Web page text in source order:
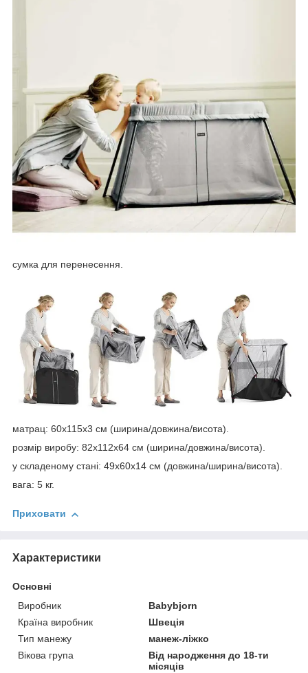
сумка для перенесення.
матрац: 60х115х3 см (ширина/довжина/висота).
розмір виробу: 82х112х64 см (ширина/довжина/висота).
у складеному стані: 49х60х14 см (довжина/ширина/висота).
вага: 5 кг.
Приховати
Характеристики
Основні
Виробник
Babybjorn
Країна виробник
Швеція
Тип манежу
манеж-ліжко
Вікова група
Від народження до 18-ти
місяців